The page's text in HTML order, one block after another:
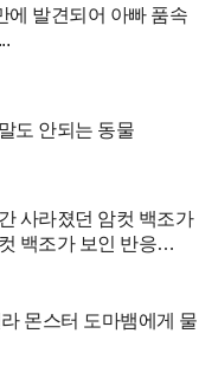
에 발견되어 아빠 품속
도 안되는 동물
사라졌던 암컷 백조가
백조가 보인 반응
몬스터 도마뱀에게 물